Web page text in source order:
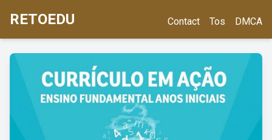
RETOEDU Contact Tos DMCA